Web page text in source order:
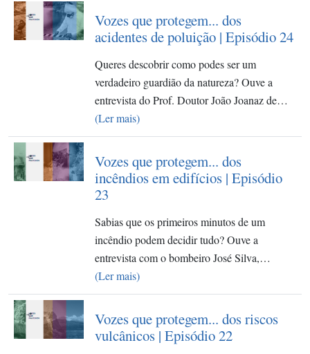
Vozes que protegem... dos
acidentes de poluição | Episódio 24
Queres descobrir como podes ser um
verdadeiro guardião da natureza? Ouve a
entrevista do Prof. Doutor João Joanaz de…
(Ler mais)
Vozes que protegem... dos
incêndios em edifícios | Episódio
23
Sabias que os primeiros minutos de um
incêndio podem decidir tudo? Ouve a
entrevista com o bombeiro José Silva,…
(Ler mais)
Vozes que protegem... dos riscos
vulcânicos | Episódio 22